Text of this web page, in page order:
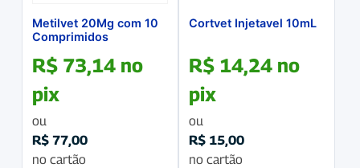
Metilvet 20Mg com 10
Comprimidos
R$ 73,14 no
pix
ou
R$ 77,00
no cartão
Cortvet Injetavel 10mL
R$ 14,24 no
pix
ou
R$ 15,00
no cartão